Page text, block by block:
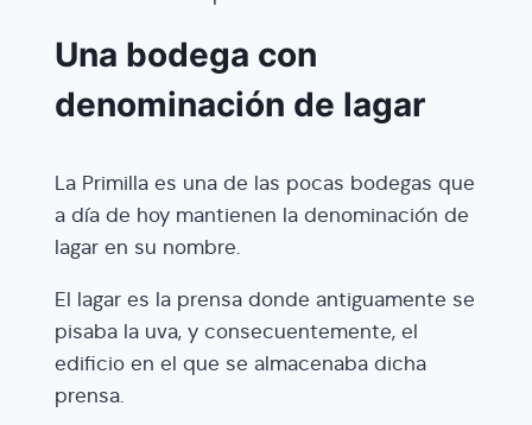
Una bodega con
denominación de lagar
La Primilla es una de las pocas bodegas que
a día de hoy mantienen la denominación de
lagar en su nombre.
El lagar es la prensa donde antiguamente se
pisaba la uva, y consecuentemente, el
edificio en el que se almacenaba dicha
prensa.